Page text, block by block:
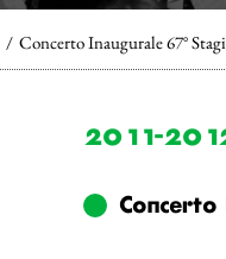
Concerto Inaugurale 67°
2011-